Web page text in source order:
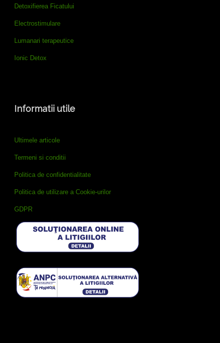
Detoxifierea Ficatului
Electrostimulare
Lumanari terapeutice
Ionic Detox
Informatii utile
Ultimele articole
Termeni si conditii
Politica de confidentialitate
Politica de utilizare a Cookie-urilor
GDPR